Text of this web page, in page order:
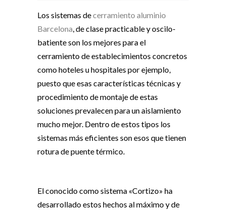
Los sistemas decerramiento aluminio
Barcelona, de clase practicable y oscilo-
batiente son los mejores para el
cerramiento de establecimientos concretos
como hoteles u hospitales por ejemplo,
puesto que esas características técnicas y
procedimiento de montaje de estas
soluciones prevalecen para un aislamiento
mucho mejor. Dentro de estos tipos los
sistemas más eficientes son esos que tienen
rotura de puente térmico.
El conocido como sistema «Cortizo» ha
desarrollado estos hechos al máximo y de